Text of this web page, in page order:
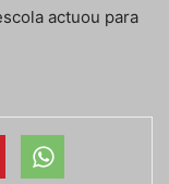
actuou para